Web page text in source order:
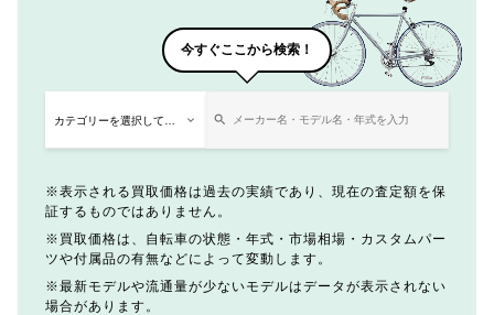
今すぐここから検索！
表示される買取価格は過去の実績であり、現在の査定額を保
証するものではありません。
買取価格は、自転車の状態・年式・市場相場・カスタムパー
ツや付属品の有無などによって変動します。
最新モデルや流通量が少ないモデルはデータが表示されない
場合があります。